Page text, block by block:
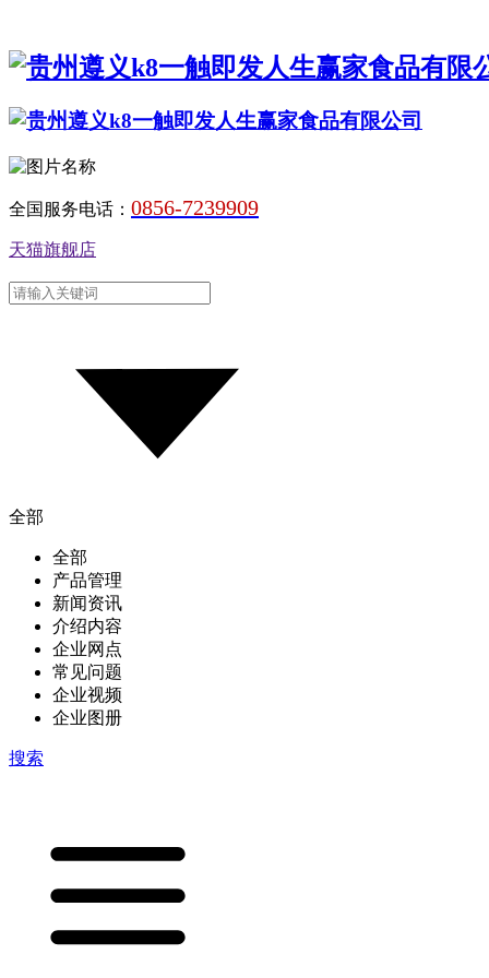
全国服务电话： 0856-7239909
天猫旗舰店
全部
全部
产品管理
新闻资讯
介绍内容
企业网点
常见问题
企业视频
企业图册
搜索